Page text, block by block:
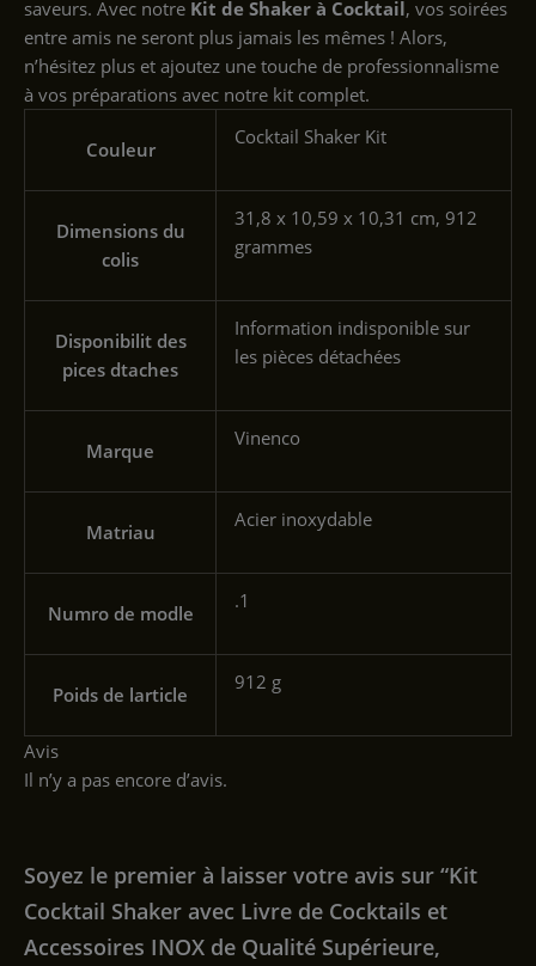
saveurs. Avec notre Kit de Shaker à Cocktail, vos soirées
entre amis ne seront plus jamais les mêmes ! Alors,
n’hésitez plus et ajoutez une touche de professionnalisme
à vos préparations avec notre kit complet.
Couleur
‎Cocktail Shaker Kit
Dimensions du
colis
‎31,8 x 10,59 x 10,31 cm, 912
grammes
Disponibilit des
pices dtaches
‎Information indisponible sur
les pièces détachées
Marque
‎Vinenco
Matriau
‎Acier inoxydable
Numro de modle
‎.1
Poids de larticle
‎912 g
Avis
Il n’y a pas encore d’avis.
Soyez le premier à laisser votre avis sur “Kit
Cocktail Shaker avec Livre de Cocktails et
Accessoires INOX de Qualité Supérieure,